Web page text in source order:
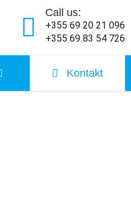
Call us:
+355 69 20 21 096
+355 69 83 54 726
Kontakt